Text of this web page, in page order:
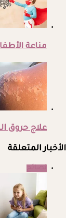
مناعة الأطفال في
علاج حروق
الأخبار المتعلقة